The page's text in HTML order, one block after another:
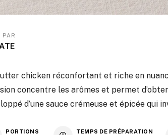
PAR
chicken réconfortant et riche en
concentre les arômes et permet
d’une sauce crémeuse et épicée qui
PORTIONS TEMPS DE PRÉPARATION